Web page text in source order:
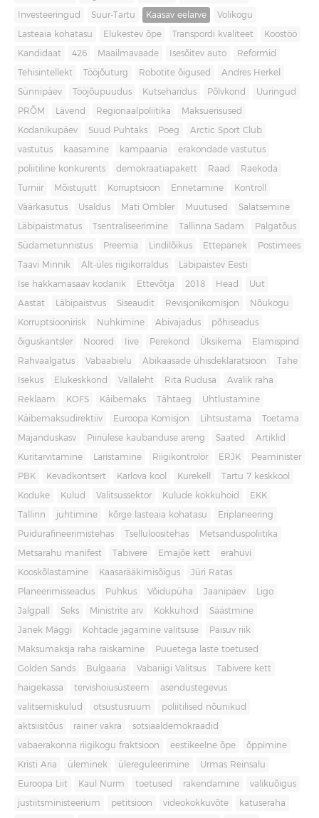
Investeeringud Suur-Tartu Kaasav eelarve Volikogu
Lasteaia kohatasu Elukestev õpe Transpordi kvaliteet Koostöö
Kandidaat 426 Maailmavaade Isesõitev auto Reformid
Tehisintellekt Tööjõuturg Robotite õigused Andres Herkel
Sünnipäev Tööjõupuudus Kutseharidus Põlvkond Uuringud
PRÕM Lävend Regionaalpoliitika Maksuerisused
Kodanikupäev Suud Puhtaks Poeg Arctic Sport Club
vastutus kaasamine kampaania erakondade vastutus
poliitiline konkurents demokraatiapakett Raad Raekoda
Turniir Mõistujutt Korruptsioon Ennetamine Kontroll
Väärkasutus Usaldus Mati Ombler Muutused Salatsemine
Läbipaistmatus Tsentraliseerimine Tallinna Sadam Palgatõus
Südametunnistus Preemia Lindilõikus Ettepanek Postimees
Taavi Minnik Alt-üles riigikorraldus Läbipaistev Eesti
Ise hakkamasaav kodanik Ettevõtja 2018 Head Uut
Aastat Läbipaistvus Siseaudit Revisjonikomisjon Nõukogu
Korruptsioonirisk Nuhkimine Abivajadus põhiseadus
õiguskantsler Noored Iive Perekond Üksikema Elamispind
Rahvaalgatus Vabaabielu Abikaasade ühisdeklaratsioon Tahe
Isekus Elukeskkond Vallaleht Rita Rudusa Avalik raha
Reklaam KOFS Käibemaks Tähtaeg Ühtlustamine
Käibemaksudirektiiv Euroopa Komisjon Lihtsustama Toetama
Majanduskasv Piiriülese kaubanduse areng Saated Artiklid
Kuritarvitamine Laristamine Riigikontrolör ERJK Peaminister
PBK Kevadkontsert Karlova kool Kurekell Tartu 7 keskkool
Koduke Kulud Valitsussektor Kulude kokkuhoid EKK
Tallinn juhtimine kõrge lasteaia kohatasu Eriplaneering
Puidurafineerimistehas Tselluloositehas Metsanduspoliitika
Metsarahu manifest Tabivere Emajõe kett erahuvi
Kooskõlastamine Kaasarääkimisõigus Jüri Ratas
Planeerimisseadus Puhkus Võidupüha Jaanipäev Ligo
Jalgpall Seks Ministrite arv Kokkuhoid Säästmine
Janek Mäggi Kohtade jagamine valitsuse Paisuv riik
Maksumaksja raha raiskamine Puuetega laste toetused
Golden Sands Bulgaaria Vabariigi Valitsus Tabivere kett
haigekassa tervishoiusüsteem asendustegevus
valitsemiskulud otsustusruum poliitilised nõunikud
aktsiisitõus rainer vakra sotsiaaldemokraadid
vabaerakonna riigikogu fraktsioon eestikeelne õpe õppimine
Kristi Aria üleminek ülereguleerimine Urmas Reinsalu
Euroopa Liit Kaul Nurm toetused rakendamine valikuõigus
justiitsministeerium petitsioon videokokkuvõte katuseraha